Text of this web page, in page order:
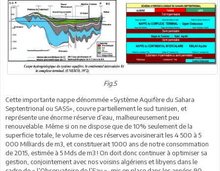
Fig.5
Cette importante nappe dénommée «Système Aquifère du Sahara
Septentrional ou SASS», couvre partiellement le sud tunisien, et
représente une énorme réserve d’eau, malheureusement peu
renouvelable. Même si on ne dispose que de 10% seulement de la
superficie totale, le volume de ces réserves avoisinerait les 4 500 à 5
000 Milliards de m3, et constituerait 1000 ans de notre consommation
de 2015, estimée à 5 Mds de m3 ! On doit donc continuer à optimiser sa
gestion, conjointement avec nos voisins algériens et libyens dans le